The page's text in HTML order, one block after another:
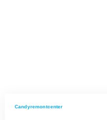
Candyremontcenter